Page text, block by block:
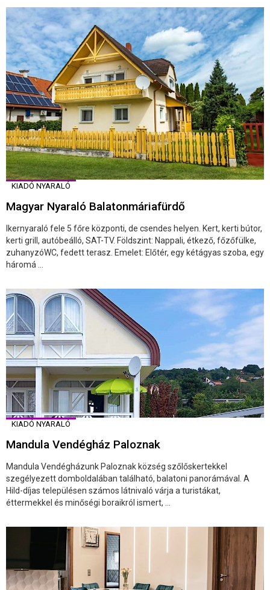
KIADÓ NYARALÓ
Magyar Nyaraló Balatonmáriafürdő
Ikernyaraló fele 5 főre központi, de csendes helyen. Kert, kerti bútor,
kerti grill, autóbeálló, SAT-TV. Földszint: Nappali, étkező, főzőfülke,
zuhanyzóWC, fedett terasz. Emelet: Előtér, egy kétágyas szoba, egy
háromá ...
KIADÓ NYARALÓ
Mandula Vendégház Paloznak
Mandula Vendégházunk Paloznak község szőlőskertekkel
szegélyezett domboldalában található, balatoni panorámával. A
Hild-díjas településen számos látnivaló várja a turistákat,
éttermekkel és minőségi boraikról ismert, ...